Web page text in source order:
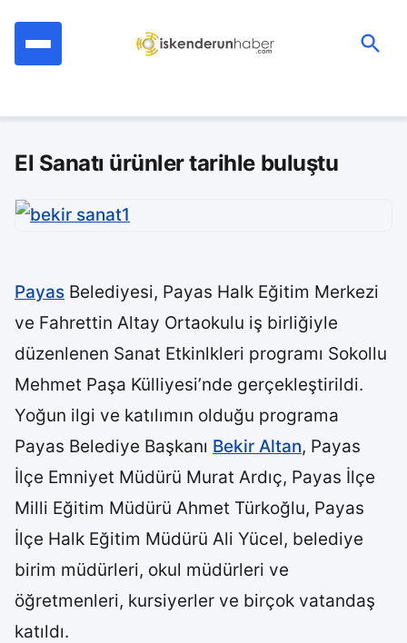
El Sanatı ürünler tarihle buluştu
Payas Belediyesi, Payas Halk Eğitim Merkezi
ve Fahrettin Altay Ortaokulu iş birliğiyle
düzenlenen Sanat Etkinlkleri programı Sokollu
Mehmet Paşa Külliyesi’nde gerçekleştirildi.
Yoğun ilgi ve katılımın olduğu programa
Payas Belediye Başkanı Bekir Altan, Payas
İlçe Emniyet Müdürü Murat Ardıç, Payas İlçe
Milli Eğitim Müdürü Ahmet Türkoğlu, Payas
İlçe Halk Eğitim Müdürü Ali Yücel, belediye
birim müdürleri, okul müdürleri ve
öğretmenleri, kursiyerler ve birçok vatandaş
katıldı.